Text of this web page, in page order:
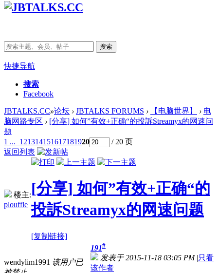
搜索
快捷导航
搜索
Facebook
JBTALKS.CC»论坛 › JBTALKS FORUMS › 【电脑世界】 › 电
脑网路专区 › [分享] 如何”有效+正确“的投訴Streamyx的网速问
题
1 ... 121314151617181920
/ 20 页
返回列表
楼主:
plouffle
[分享] 如何”有效+正确“的
投訴Streamyx的网速问题
[复制链接]
wendylim1991 该用户已
191#
发表于 2015-11-18 03:05 PM |只看
该作者